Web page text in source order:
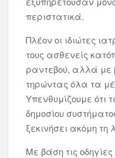
περιστατικά.
Πλέον οι ιδιώτες
τους ασθενείς
ραντεβού, αλλά με
τηρώντας όλα τα
Υπενθυμίζουμε ότι
δημοσίου
ξεκινήσει ακόμη τη
Με βάση τις